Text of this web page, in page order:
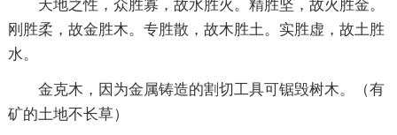
天地之性，众胜寡，故水胜火。精胜坚，故火胜金。
刚胜柔，故金胜木。专胜散，故木胜土。实胜虚，故土胜
水。
金克木，因为金属铸造的割切工具可锯毁树木。（有
矿的土地不长草）